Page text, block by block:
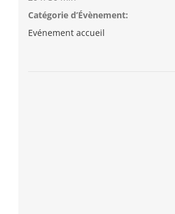
Catégorie d’Évènement:
Evénement accueil